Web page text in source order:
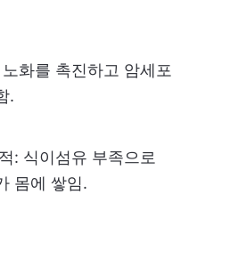
화를 촉진하고 암세포
.
: 식이섬유 부족으로
몸에 쌓임.